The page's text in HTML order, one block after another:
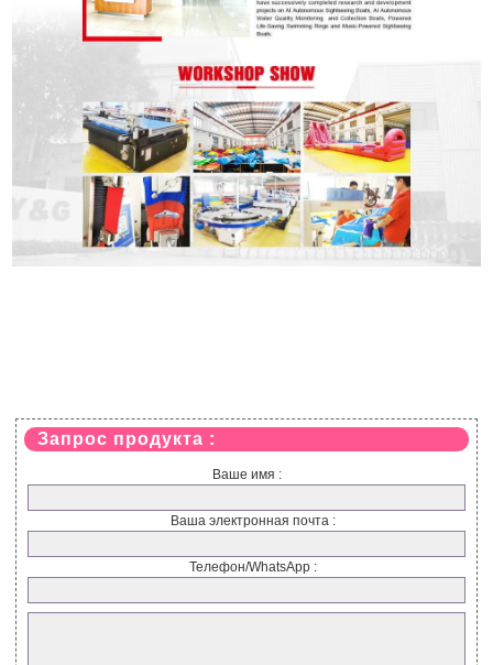
Запрос продукта :
Ваше имя :
Ваша электронная почта :
Телефон/WhatsApp :